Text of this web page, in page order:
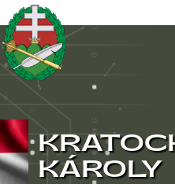
KÁROLY